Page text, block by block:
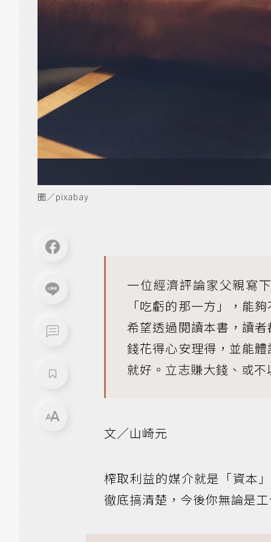
圖／pixabay
一位經濟評論家父親寫
「吃虧的那一方」，能
希望透過閱讀本書，讀
錢花得心安理得，並能
就好。立志賺大錢、或
文／山崎元
榨取利益的媒介就是「資本
徹底搞清楚，今後你無論是